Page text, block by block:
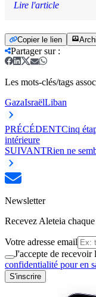
Lire l'article
Copier le lien
Partager sur:
Les mots-clés/tags
GazaIsraëlLiban
PRÉCÉDENTCinq
intérieure
SUIVANTRien ne
Newsletter
Recevez Aleteia
Votre adresse email
J'accepte de
confidentialité pour en
S'inscrire